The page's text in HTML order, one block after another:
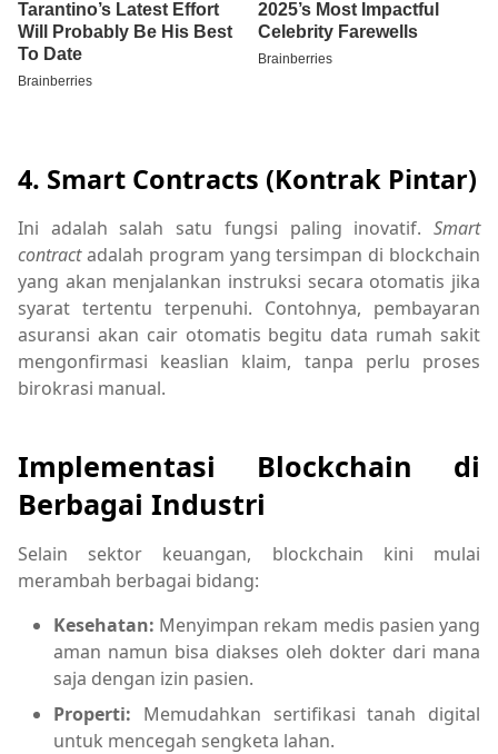
4. Smart Contracts (Kontrak Pintar)
Ini adalah salah satu fungsi paling inovatif. Smart
contractadalah program yang tersimpan di blockchain
yang akan menjalankan instruksi secara otomatis jika
syarat tertentu terpenuhi. Contohnya, pembayaran
asuransi akan cair otomatis begitu data rumah sakit
mengonfirmasi keaslian klaim, tanpa perlu proses
birokrasi manual.
Implementasi Blockchain di
Berbagai Industri
Selain sektor keuangan, blockchain kini mulai
merambah berbagai bidang:
Kesehatan: Menyimpan rekam medis pasien yang
aman namun bisa diakses oleh dokter dari mana
saja dengan izin pasien.
Properti: Memudahkan sertifikasi tanah digital
untuk mencegah sengketa lahan.